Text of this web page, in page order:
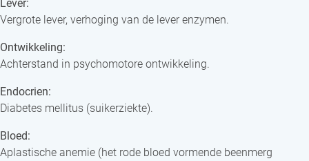
Lever:
Vergrote lever, verhoging van de lever enzymen.
Ontwikkeling:
Achterstand in psychomotore ontwikkeling.
Endocrien:
Diabetes mellitus (suikerziekte).
Bloed:
Aplastische anemie (het rode bloed vormende beenmerg